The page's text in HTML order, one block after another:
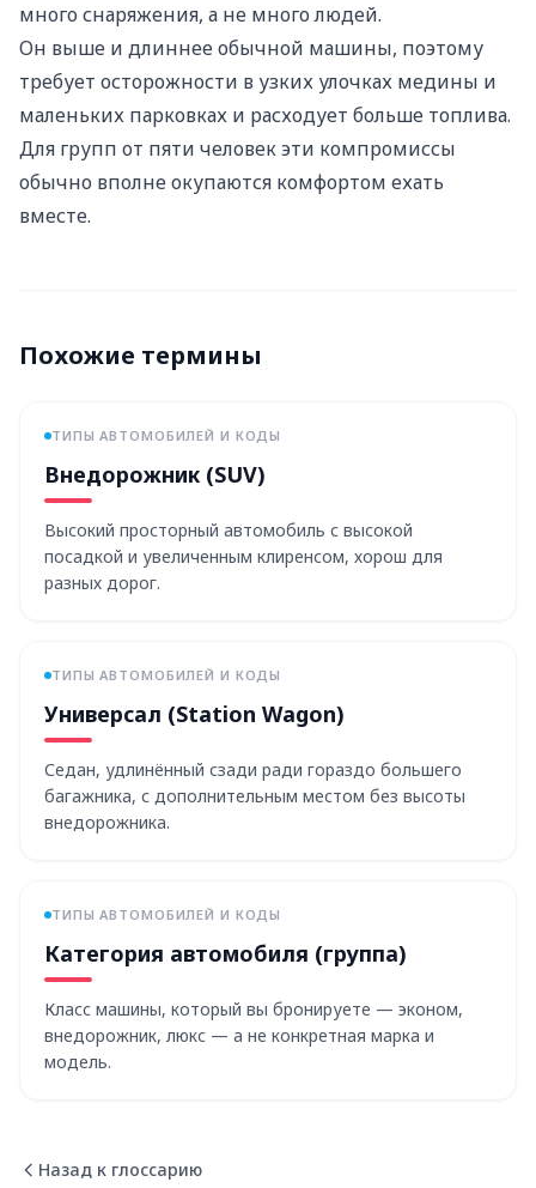
много снаряжения, а не много людей.
Он выше и длиннее обычной машины, поэтому
требует осторожности в узких улочках медины и
маленьких парковках и расходует больше топлива.
Для групп от пяти человек эти компромиссы
обычно вполне окупаются комфортом ехать
вместе.
Похожие термины
ТИПЫ АВТОМОБИЛЕЙ И КОДЫ
Внедорожник (SUV)
Высокий просторный автомобиль с высокой
посадкой и увеличенным клиренсом, хорош для
разных дорог.
ТИПЫ АВТОМОБИЛЕЙ И КОДЫ
Универсал (Station Wagon)
Седан, удлинённый сзади ради гораздо большего
багажника, с дополнительным местом без высоты
внедорожника.
ТИПЫ АВТОМОБИЛЕЙ И КОДЫ
Категория автомобиля (группа)
Класс машины, который вы бронируете — эконом,
внедорожник, люкс — а не конкретная марка и
модель.
Назад к глоссарию